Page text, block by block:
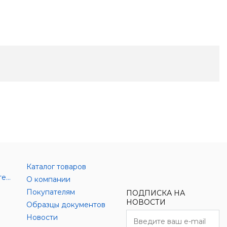
Аксессуары цифровой техники
Каталог товаров
О компании
Покупателям
Образцы документов
Новости
ПОДПИСКА НА
НОВОСТИ